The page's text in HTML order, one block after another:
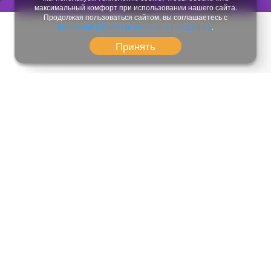
максимальный комфорт при использовании нашего сайта.
Продолжая пользоваться сайтом, вы соглашаетесь с
политикой обработки персональных данных.
Принять